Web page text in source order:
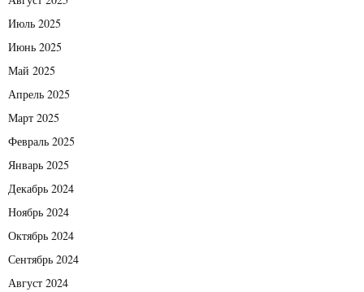
Июль 2025
Июнь 2025
Май 2025
Апрель 2025
Март 2025
Февраль 2025
Январь 2025
Декабрь 2024
Ноябрь 2024
Октябрь 2024
Сентябрь 2024
Август 2024